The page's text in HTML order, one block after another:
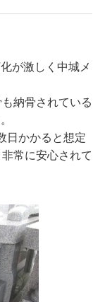
が激しく中城メ
納骨されている
日かかると想定
常に安心されて